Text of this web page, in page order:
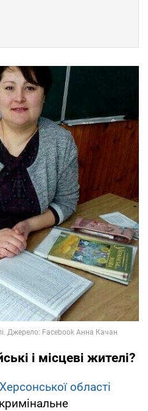
і місцеві жителі?
Херсонської області